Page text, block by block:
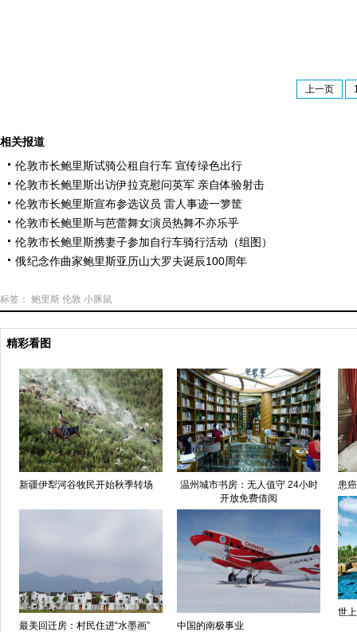
上一页
相关报道
伦敦市长鲍里斯试骑公租自行车 宣传绿色出行
伦敦市长鲍里斯出访伊拉克慰问英军 亲自体验射击
伦敦市长鲍里斯宣布参选议员 雷人事迹一箩筐
伦敦市长鲍里斯与芭蕾舞女演员热舞不亦乐乎
伦敦市长鲍里斯携妻子参加自行车骑行活动（组图）
俄纪念作曲家鲍里斯亚历山大罗夫诞辰100周年
标签： 鲍里斯 伦敦 小豚鼠
精彩看图
新疆伊犁河谷牧民开始秋季转场
温州城市书房：无人值守 24小时
开放免费借阅
最美回迁房：村民住进“水墨画” 中国的南极事业
患
世